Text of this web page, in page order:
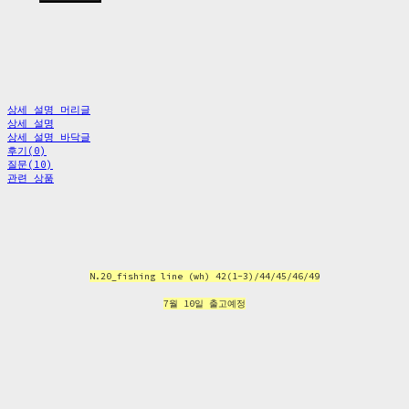
상세 설명 머리글
상세 설명
상세 설명 바닥글
후기(0)
질문(10)
관련 상품
N.20_fishing line (wh) 42(1-3)/44/45/46/49
7월 10일 출고예정